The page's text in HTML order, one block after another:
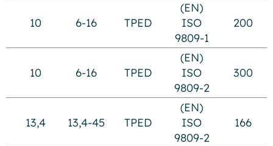
10 6-16 TPED
(EN)
ISO
9809-1
200
10 6-16 TPED
(EN)
ISO
9809-2
300
13,4 13,4-45 TPED
(EN)
ISO
9809-2
166